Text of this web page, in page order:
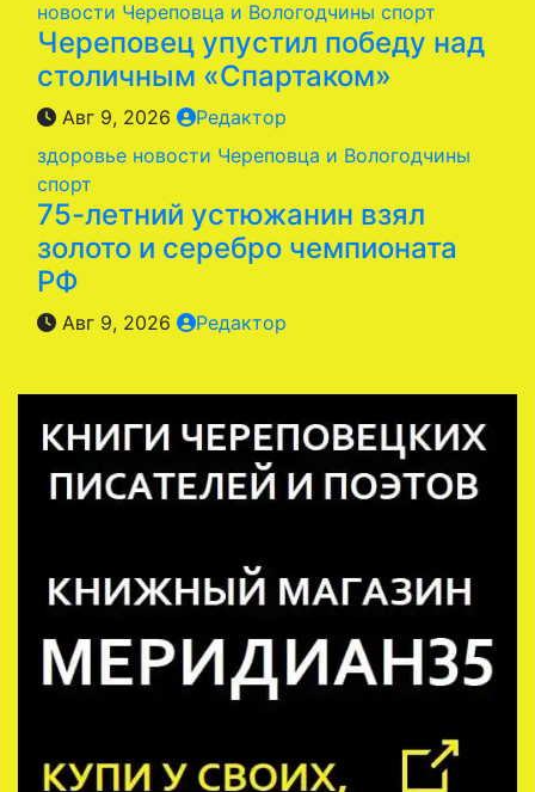
новости Череповца и Вологодчины спорт
Череповец упустил победу над
столичным «Спартаком»
Авг 9, 2026
Редактор
здоровье новости Череповца и Вологодчины
спорт
75-летний устюжанин взял
золото и серебро чемпионата
РФ
Авг 9, 2026 Редактор